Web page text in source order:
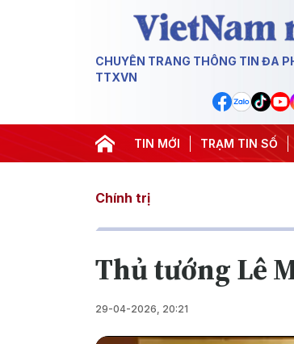
CHUYÊN TRANG THÔNG TIN ĐA
TTXVN
TIN MỚI TRẠM TIN SỐ
#Chống khai thác IUU #Căng
Chính trị
Thủ tướng Lê
29-04-2026, 20:21